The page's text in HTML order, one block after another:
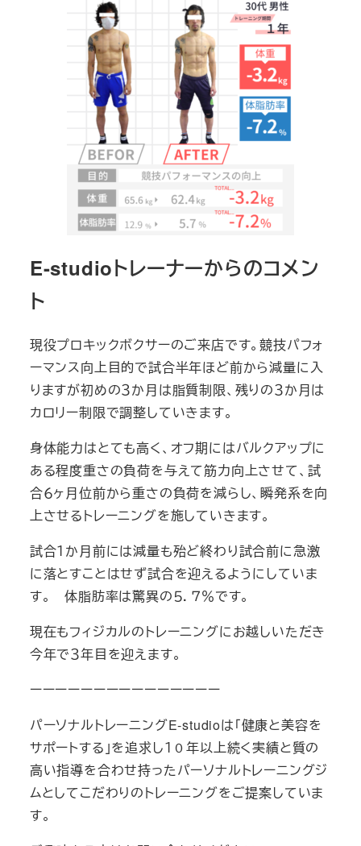
E-studioトレーナーからのコメン
ト
現役プロキックボクサーのご来店です。競技パフォ
ーマンス向上目的で試合半年ほど前から減量に入
りますが初めの３か月は脂質制限、残りの３か月は
カロリー制限で調整していきます。
身体能力はとても高く、オフ期にはバルクアップに
ある程度重さの負荷を与えて筋力向上させて、試
合６ヶ月位前から重さの負荷を減らし、瞬発系を向
上させるトレーニングを施していきます。
試合１か月前には減量も殆ど終わり試合前に急激
に落とすことはせず試合を迎えるようにしていま
す。 体脂肪率は驚異の５．７％です。
現在もフィジカルのトレーニングにお越しいただき
今年で３年目を迎えます。
ーーーーーーーーーーーーーーー
パーソナルトレーニングE-studioは「健康と美容を
サポートする」を追求し１０年以上続く実績と質の
高い指導を合わせ持ったパーソナルトレーニングジ
ムとしてこだわりのトレーニングをご提案していま
す。